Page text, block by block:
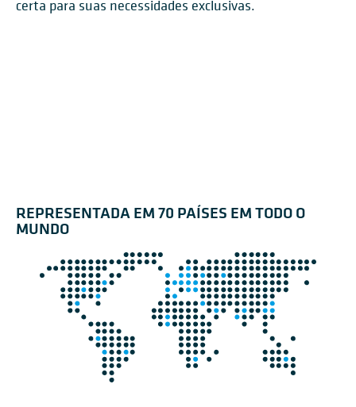
certa para suas necessidades exclusivas.
REPRESENTADA EM 70 PAÍSES EM TODO O
MUNDO